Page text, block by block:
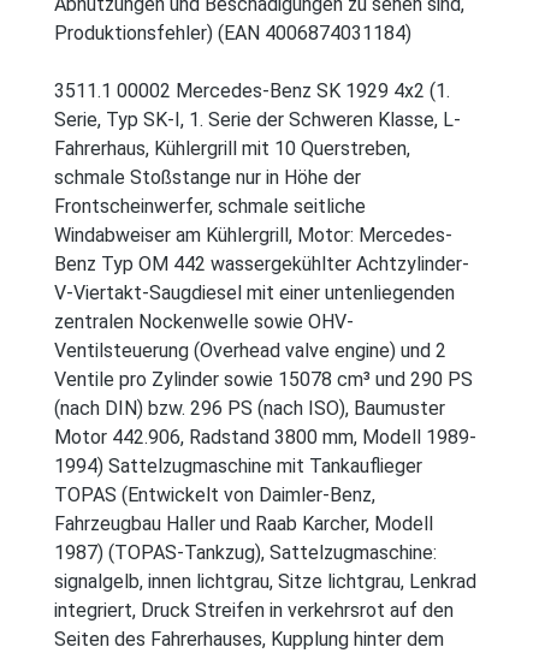
Produktionsfehler) (EAN 4006874031184)
3511.1 00002 Mercedes-Benz SK 1929 4x2 (1.
Serie, Typ SK-I, 1. Serie der Schweren Klasse, L-
Fahrerhaus, Kühlergrill mit 10 Querstreben,
schmale Stoßstange nur in Höhe der
Frontscheinwerfer, schmale seitliche
Windabweiser am Kühlergrill, Motor: Mercedes-
Benz Typ OM 442 wassergekühlter Achtzylinder-
V-Viertakt-Saugdiesel mit einer untenliegenden
zentralen Nockenwelle sowie OHV-
Ventilsteuerung (Overhead valve engine) und 2
Ventile pro Zylinder sowie 15078 cm³ und 290 PS
(nach DIN) bzw. 296 PS (nach ISO), Baumuster
Motor 442.906, Radstand 3800 mm, Modell 1989-
1994) Sattelzugmaschine mit Tankauflieger
TOPAS (Entwickelt von Daimler-Benz,
Fahrzeugbau Haller und Raab Karcher, Modell
1987) (TOPAS-Tankzug), Sattelzugmaschine:
signalgelb, innen lichtgrau, Sitze lichtgrau, Lenkrad
integriert, Druck Streifen in verkehrsrot auf den
Seiten des Fahrerhauses, Kupplung hinter dem